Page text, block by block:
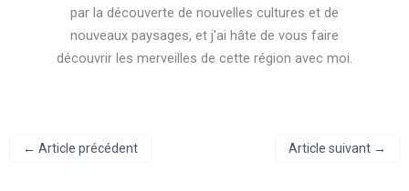
par la découverte de nouvelles cultures et de
nouveaux paysages, et j'ai hâte de vous faire
découvrir les merveilles de cette région avec moi.
← Article précédent Article suivant →